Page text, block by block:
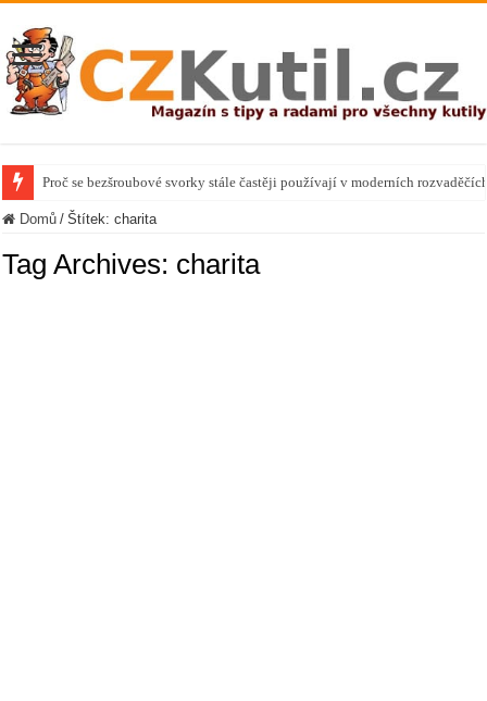
Proč se bezšroubové svorky stále častěji používají v moderních
Domů / Štítek:charita
Tag Archives: charita